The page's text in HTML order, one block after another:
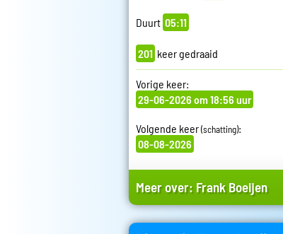
Duurt 05:11
201 keer gedraaid
Vorige keer:
29-06-2026 om 18:56 uur
Volgende keer(schatting):
08-08-2026
Meer over: Frank Boeijen